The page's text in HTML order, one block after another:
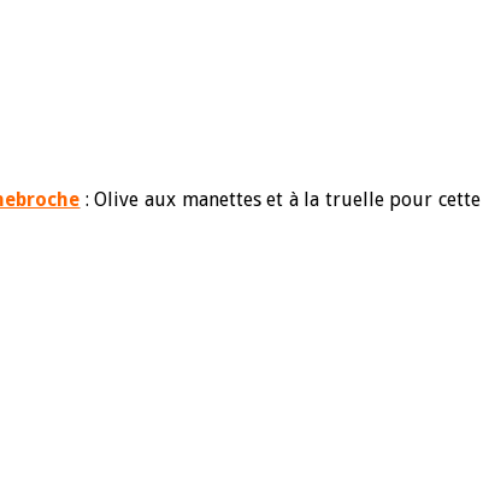
: Olive aux manettes et à la truelle pour